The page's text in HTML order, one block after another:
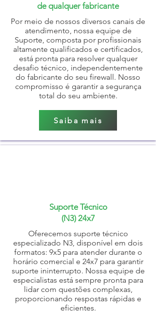
de qualquer fabricante
Por meio de nossos diversos canais de
atendimento, nossa equipe de
Suporte, composta por profissionais
altamente qualificados e certificados,
está pronta para resolver qualquer
desafio técnico, independentemente
do fabricante do seu firewall. Nosso
compromisso é garantir a segurança
total do seu ambiente.
Saiba mais
Suporte Técnico
(N3) 24x7
Oferecemos suporte técnico
especializado N3, disponível em dois
formatos: 9x5 para atender durante o
horário comercial e 24x7 para garantir
suporte ininterrupto. Nossa equipe de
especialistas está sempre pronta para
lidar com questões complexas,
proporcionando respostas rápidas e
eficientes.